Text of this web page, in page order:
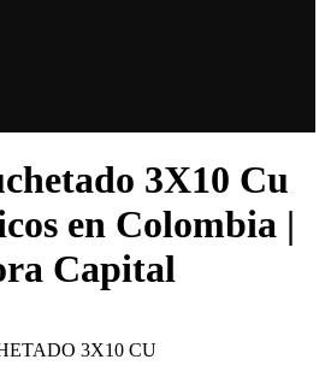
3X10 Cu
en Colombia |
Capital
3X10 CU